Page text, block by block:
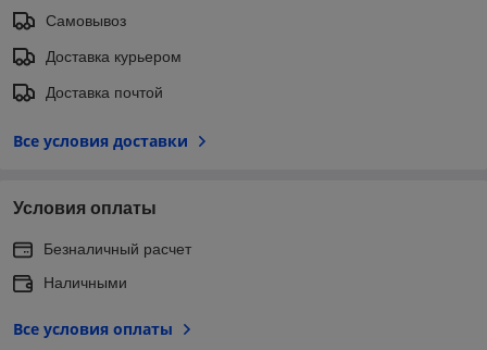
Самовывоз
Доставка курьером
Доставка почтой
Все условия доставки
Условия оплаты
Безналичный расчет
Наличными
Все условия оплаты